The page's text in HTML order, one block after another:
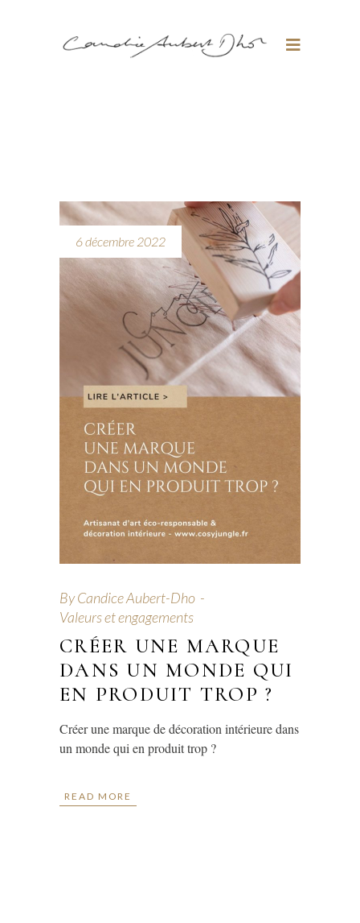
6 décembre 2022
ByCandice Aubert-Dho
Valeurs et engagements
CRÉER UNE MARQUE
DANS UN MONDE QUI
EN PRODUIT TROP ?
Créer une marque de décoration intérieure dans
un monde qui en produit trop ?
READ MORE